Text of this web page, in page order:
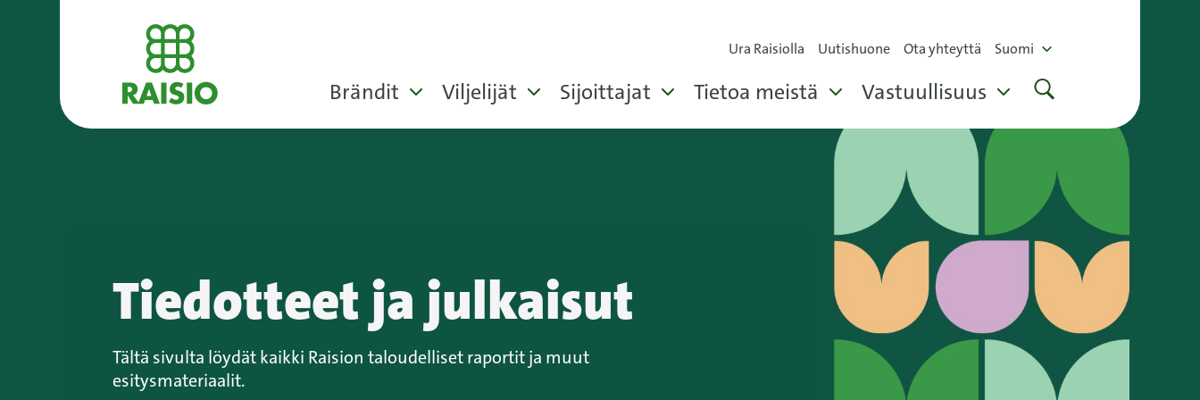
Ura Raisiolla Uutishuone Ota yhteyttä Suomi
Brändit Viljelijät Sijoittajat Tietoa meistä Vastuullisuus
Tiedotteet ja julkaisut
Tältä sivulta löydät kaikki Raision taloudelliset raportit ja muut
esitysmateriaalit.